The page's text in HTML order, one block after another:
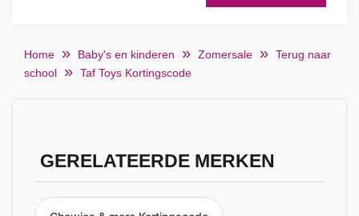
Home Baby's en kinderen Zomersale
Terug naar
school
Taf Toys Kortingscode
GERELATEERDE MERKEN